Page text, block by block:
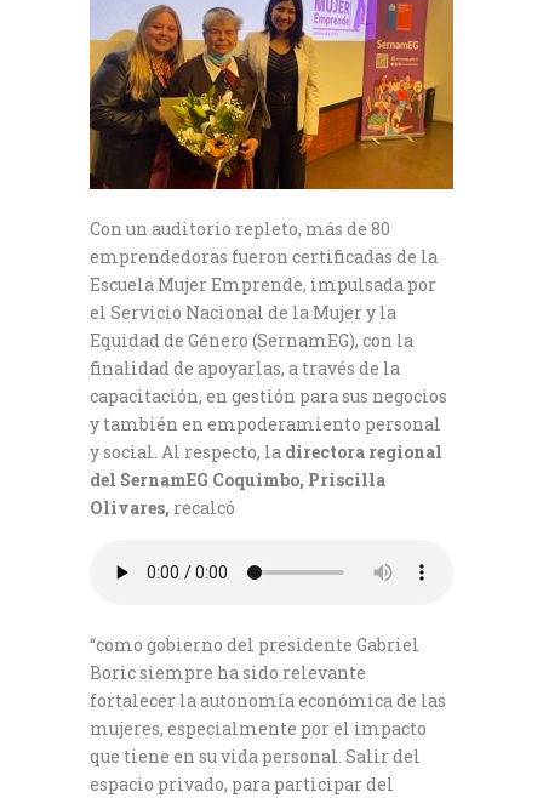
Con un auditorio repleto, más de 80
emprendedoras fueron certificadas de la
Escuela Mujer Emprende, impulsada por
el Servicio Nacional de la Mujer y la
Equidad de Género (SernamEG), con la
finalidad de apoyarlas, a través de la
capacitación, en gestión para sus negocios
y también en empoderamiento personal
y social. Al respecto, la directora regional
del SernamEG Coquimbo, Priscilla
Olivares, recalcó
“como gobierno del presidente Gabriel
Boric siempre ha sido relevante
fortalecer la autonomía económica de las
mujeres, especialmente por el impacto
que tiene en su vida personal. Salir del
espacio privado, para participar del